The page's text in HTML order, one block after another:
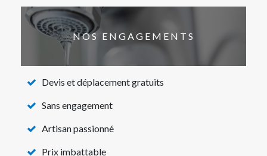
NOS ENGAGEMENTS
Devis et déplacement gratuits
Sans engagement
Artisan passionné
Prix imbattable